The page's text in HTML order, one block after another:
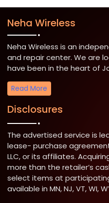
Neha Wireless
Neha Wireless is an
and repair center. We are
have been in the heart of
Read More
Disclosures
The advertised service is
lease- purchase
LLC, or its affiliates.
more than the retailer’s
select items at
available in MN, NJ, VT, WI,